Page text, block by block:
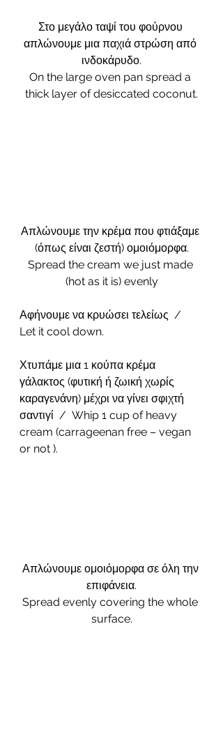
Στο μεγάλο ταψί του φούρνου
απλώνουμε μια παχιά στρώση από
ινδοκάρυδο.
On the large oven pan spread a
thick layer of desiccated coconut.
Απλώνουμε την κρέμα που φτιάξαμε
(όπως είναι ζεστή) ομοιόμορφα.
Spread the cream we just made
(hot as it is) evenly
Αφήνουμε να κρυώσει τελείως  /
Let it cool down.
Χτυπάμε μια 1 κούπα κρέμα
γάλακτος (φυτική ή ζωική χωρίς
καραγενάνη) μέχρι να γίνει σφιχτή
σαντιγί  /  Whip 1 cup of heavy
cream (carrageenan free – vegan
or not ).
Απλώνουμε ομοιόμορφα σε όλη την
επιφάνεια.
Spread evenly covering the whole
surface.